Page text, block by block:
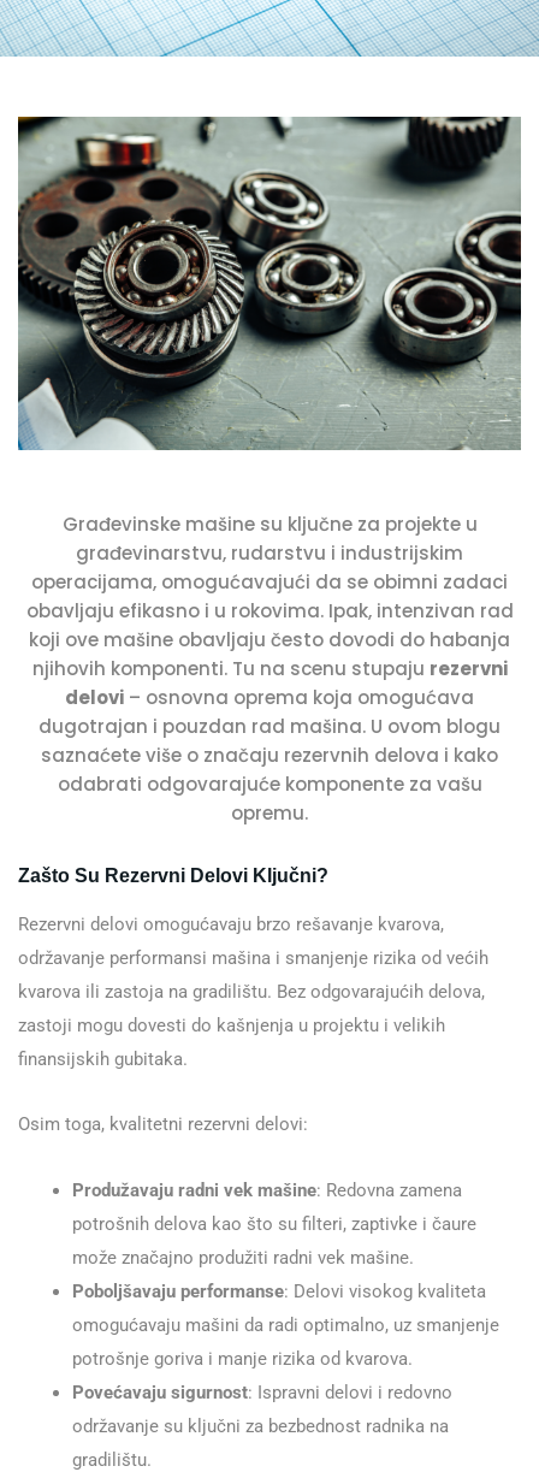
Građevinske mašine su ključne za projekte u
građevinarstvu, rudarstvu i industrijskim
operacijama, omogućavajući da se obimni zadaci
obavljaju efikasno i u rokovima. Ipak, intenzivan rad
koji ove mašine obavljaju često dovodi do habanja
njihovih komponenti. Tu na scenu stupaju rezervni
delovi – osnovna oprema koja omogućava
dugotrajan i pouzdan rad mašina. U ovom blogu
saznaćete više o značaju rezervnih delova i kako
odabrati odgovarajuće komponente za vašu
opremu.
Zašto Su Rezervni Delovi Ključni?
Rezervni delovi omogućavaju brzo rešavanje kvarova,
održavanje performansi mašina i smanjenje rizika od većih
kvarova ili zastoja na gradilištu. Bez odgovarajućih delova,
zastoji mogu dovesti do kašnjenja u projektu i velikih
finansijskih gubitaka.
Osim toga, kvalitetni rezervni delovi:
Produžavaju radni vek mašine: Redovna zamena
potrošnih delova kao što su filteri, zaptivke i čaure
može značajno produžiti radni vek mašine.
Poboljšavaju performanse: Delovi visokog kvaliteta
omogućavaju mašini da radi optimalno, uz smanjenje
potrošnje goriva i manje rizika od kvarova.
Povećavaju sigurnost: Ispravni delovi i redovno
održavanje su ključni za bezbednost radnika na
gradilištu.